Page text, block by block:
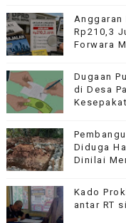
Anggaran
Rp210,3
Forwara
Dugaan
di Desa
Diduga
Dinilai
Kado
antar RT